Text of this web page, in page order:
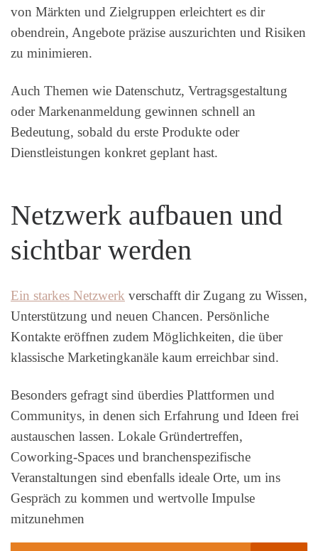
von Märkten und Zielgruppen erleichtert es dir
obendrein, Angebote präzise auszurichten und Risiken
zu minimieren.
Auch Themen wie Datenschutz, Vertragsgestaltung
oder Markenanmeldung gewinnen schnell an
Bedeutung, sobald du erste Produkte oder
Dienstleistungen konkret geplant hast.
Netzwerk aufbauen und
sichtbar werden
Ein starkes Netzwerk verschafft dir Zugang zu Wissen,
Unterstützung und neuen Chancen. Persönliche
Kontakte eröffnen zudem Möglichkeiten, die über
klassische Marketingkanäle kaum erreichbar sind.
Besonders gefragt sind überdies Plattformen und
Communitys, in denen sich Erfahrung und Ideen frei
austauschen lassen. Lokale Gründertreffen,
Coworking-Spaces und branchenspezifische
Veranstaltungen sind ebenfalls ideale Orte, um ins
Gespräch zu kommen und wertvolle Impulse
mitzunehmen